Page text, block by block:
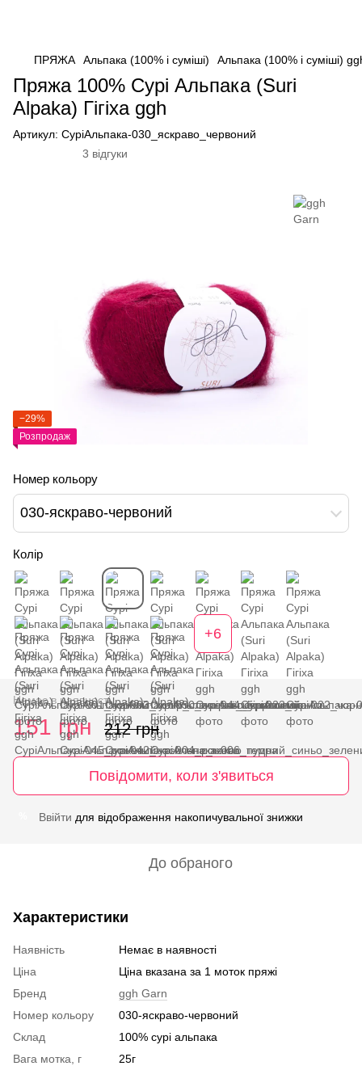
ПРЯЖА Альпака (100% і суміші) Альпака (100% і суміші)
Пряжа 100% Сурі Альпака (Suri
Alpaka) Гігіха ggh
Артикул: СуріАльпака-030_яскраво_червоний
3 відгуки
−29%
Розпродаж
Номер кольору
030-яскраво-червоний
Колір
+6
Немає в наявності
151 грн 212 грн
Повідомити, коли з'явиться
Ввійти для відображення накопичувальної знижки
До обраного
Характеристики
Наявність
Немає в наявності
Ціна
Ціна вказана за 1 моток пряжі
Бренд
ggh Garn
Номер кольору
030-яскраво-червоний
Склад
100% сурі альпака
Вага мотка, г
25г